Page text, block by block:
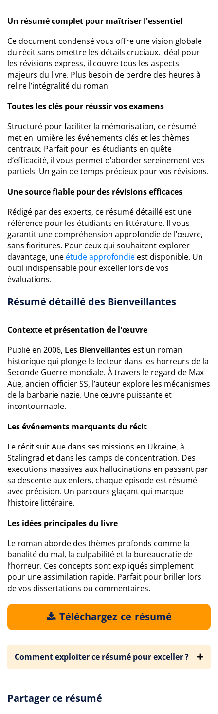
Un résumé complet pour maîtriser l'essentiel
Ce document condensé vous offre une vision globale
du récit sans omettre les détails cruciaux. Idéal pour
les révisions express, il couvre tous les aspects
majeurs du livre. Plus besoin de perdre des heures à
relire l’intégralité du roman.
Toutes les clés pour réussir vos examens
Structuré pour faciliter la mémorisation, ce résumé
met en lumière les événements clés et les thèmes
centraux. Parfait pour les étudiants en quête
d’efficacité, il vous permet d’aborder sereinement vos
partiels. Un gain de temps précieux pour vos révisions.
Une source fiable pour des révisions efficaces
Rédigé par des experts, ce résumé détaillé est une
référence pour les étudiants en littérature. Il vous
garantit une compréhension approfondie de l’œuvre,
sans fioritures. Pour ceux qui souhaitent explorer
davantage, une étude approfondie est disponible. Un
outil indispensable pour exceller lors de vos
évaluations.
Résumé détaillé des Bienveillantes
Contexte et présentation de l'œuvre
Publié en 2006, Les Bienveillantes est un roman
historique qui plonge le lecteur dans les horreurs de la
Seconde Guerre mondiale. À travers le regard de Max
Aue, ancien officier SS, l’auteur explore les mécanismes
de la barbarie nazie. Une œuvre puissante et
incontournable.
Les événements marquants du récit
Le récit suit Aue dans ses missions en Ukraine, à
Stalingrad et dans les camps de concentration. Des
exécutions massives aux hallucinations en passant par
sa descente aux enfers, chaque épisode est résumé
avec précision. Un parcours glaçant qui marque
l’histoire littéraire.
Les idées principales du livre
Le roman aborde des thèmes profonds comme la
banalité du mal, la culpabilité et la bureaucratie de
l’horreur. Ces concepts sont expliqués simplement
pour une assimilation rapide. Parfait pour briller lors
de vos dissertations ou commentaires.
Téléchargez ce résumé
Comment exploiter ce résumé pour exceller ?
Partager ce résumé